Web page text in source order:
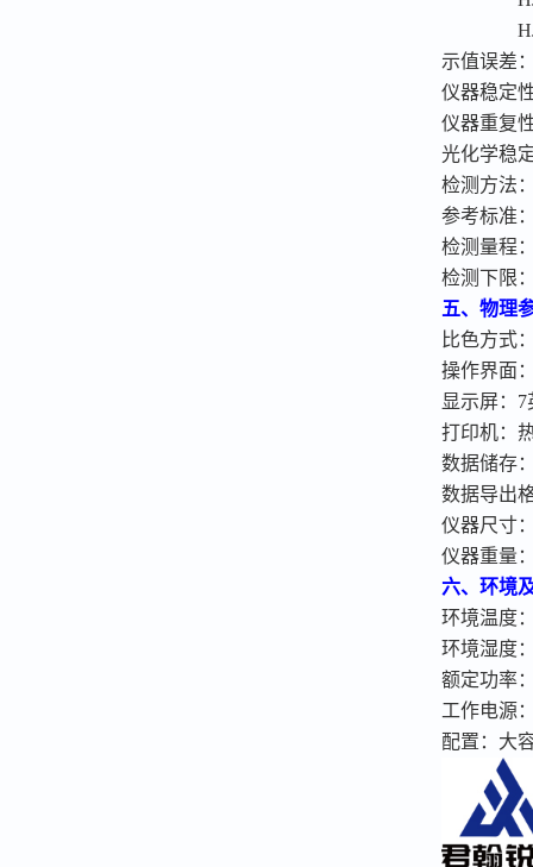
示值误差
仪器稳定
仪器重复
光化学稳
检测方法
参考标准
检测量程
检测下限
五、物理
比色方式
操作界面
显示屏： 7
打印机：
数据储存
数据导出
仪器尺寸
仪器重量
六、环境
环境温度
环境湿度
额定功率
工作电源
配置：大